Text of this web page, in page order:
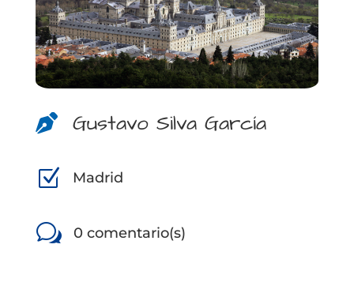
 Gustavo Silva García
Z Madrid
w 0 comentario(s)